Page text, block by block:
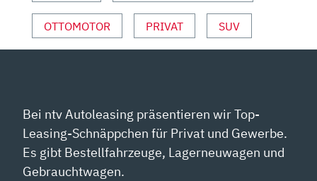
ANZEIGEN
OTTOMOTOR PRIVAT SUV
Bei ntv Autoleasing präsentieren wir Top-
Leasing-Schnäppchen für Privat und Gewerbe.
Es gibt Bestellfahrzeuge, Lagerneuwagen und
Gebrauchtwagen.